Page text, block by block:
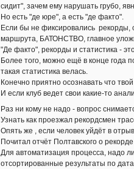
сидит", зачем ему нарушать грубо,
Но есть "де юре", а есть "де факто".
Если бы не фиксировались рекорды,
маршрута, БАТОНСТВО, главное
"Де факто", рекорды и статистика -
Более того, можно ещё в конце года
такая статистика велась.
Конечно приятно осознавать что
И если клуб ведет свои какие-то
Раз ни кому не надо - вопрос
Узнать как проезжал рекордсмен
Опять же , если человек уйдёт в
Почитал отчёт Полтавского о
Для автоматизация процесса, надо
отсортированные результаты по